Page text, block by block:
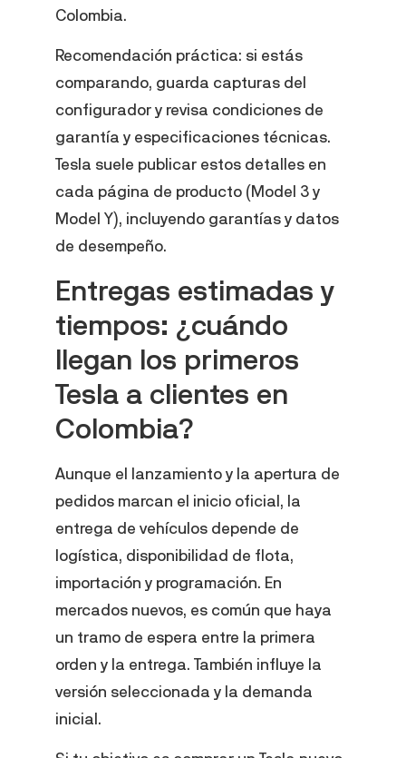
Colombia.
Recomendación práctica: si estás
comparando, guarda capturas del
configurador y revisa condiciones de
garantía y especificaciones técnicas.
Tesla suele publicar estos detalles en
cada página de producto (Model 3 y
Model Y), incluyendo garantías y datos
de desempeño.
Entregas estimadas y
tiempos: ¿cuándo
llegan los primeros
Tesla a clientes en
Colombia?
Aunque el lanzamiento y la apertura de
pedidos marcan el inicio oficial, la
entrega de vehículos depende de
logística, disponibilidad de flota,
importación y programación. En
mercados nuevos, es común que haya
un tramo de espera entre la primera
orden y la entrega. También influye la
versión seleccionada y la demanda
inicial.